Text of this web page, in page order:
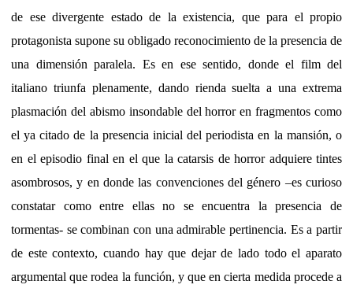
de ese divergente estado de la existencia, que para el propio
protagonista supone su obligado reconocimiento de la presencia de
una dimensión paralela. Es en ese sentido, donde el film del
italiano triunfa plenamente, dando rienda suelta a una extrema
plasmación del abismo insondable del horror en fragmentos como
el ya citado de la presencia inicial del periodista en la mansión, o
en el episodio final en el que la catarsis de horror adquiere tintes
asombrosos, y en donde las convenciones del género –es curioso
constatar como entre ellas no se encuentra la presencia de
tormentas- se combinan con una admirable pertinencia. Es a partir
de este contexto, cuando hay que dejar de lado todo el aparato
argumental que rodea la función, y que en cierta medida procede a